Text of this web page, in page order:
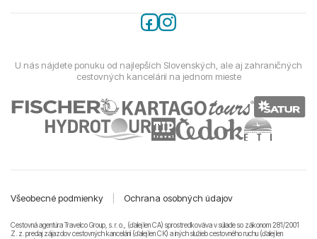
U nás nájdete ponuku od najlepších Slovenských, ale aj zahraničných
cestovných kancelárií na jednom mieste
Všeobecné podmienky Ochrana osobných údajov
Cestovná agentúra Travelco Group, s. r. o., (ďalej len CA) sprostredkováva v súlade so zákonom 281/2001
Z. z. predaj zájazdov cestovných kancelárii (ďalej len CK) a iných služieb cestovného ruchu (ďalej len